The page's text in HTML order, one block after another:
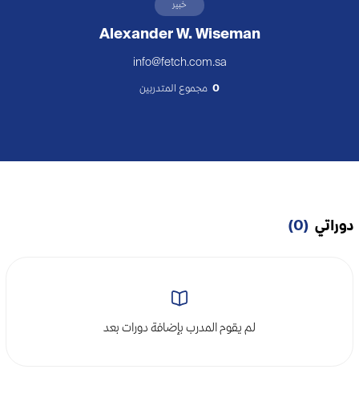
خبير
Alexander W. Wiseman
info@fetch.com.sa
0 مجموع المتدربين
دوراتي (0)
لم يقوم المدرب بإضافة دورات بعد